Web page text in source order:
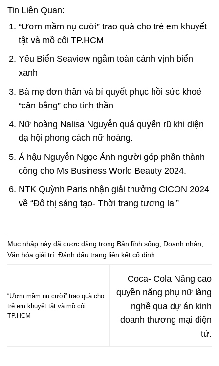
Tin Liên Quan:
“Ươm mầm nụ cười” trao quà cho trẻ em khuyết
tật và mồ côi TP.HCM
Yêu Biển Seaview ngắm toàn cảnh vịnh biển
xanh
Bà mẹ đơn thân và bí quyết phục hồi sức khoẻ
“cân bằng” cho tinh thần
Nữ hoàng Nalisa Nguyễn quá quyến rũ khi diện
dạ hội phong cách nữ hoàng.
Á hậu Nguyễn Ngọc Ánh người góp phần thành
công cho Ms Business World Beauty 2024.
NTK Quỳnh Paris nhận giải thưởng CICON 2024
về “Đô thị sáng tạo- Thời trang tương lai”
Mục nhập này đã được đăng trong Bản lĩnh sống Doanh nhân
Văn hóa giải trí . Đánh dấu trang liên kết cố định
“Ươm mầm nụ cười” trao quà cho
trẻ em khuyết tật và mồ côi
TP.HCM
Coca- Cola Nâng cao
quyền năng phụ nữ làng
nghề qua dự án kinh
doanh thương mại điện
tử.